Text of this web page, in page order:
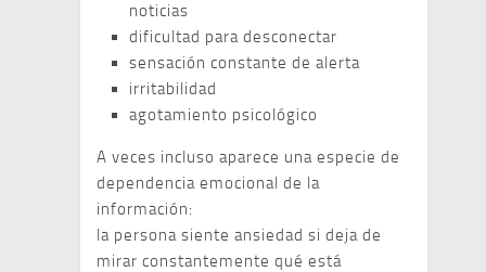
noticias
dificultad para desconectar
sensación constante de alerta
irritabilidad
agotamiento psicológico
A veces incluso aparece una especie de
dependencia emocional de la
información:
la persona siente ansiedad si deja de
mirar constantemente qué está